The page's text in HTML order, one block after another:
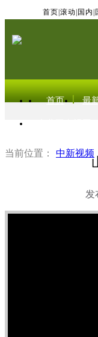
首页 滚动 国内
首页 最
当前位置： 中新视频
发